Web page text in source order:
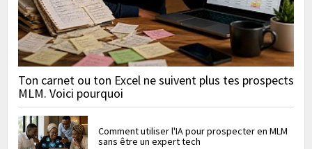
Ton carnet ou ton Excel ne suivent plus tes prospects
MLM. Voici pourquoi
Comment utiliser l'IA pour prospecter en MLM
sans être un expert tech